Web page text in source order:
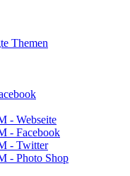
Themen
- Webseite
- Facebook
- Twitter
- Photo Shop